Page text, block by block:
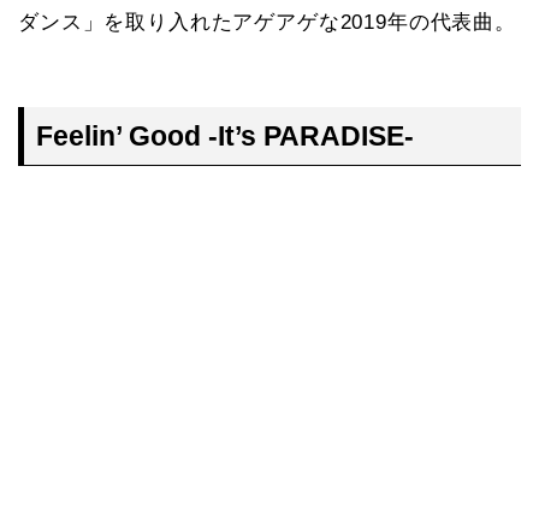
ダンス」を取り入れたアゲアゲな2019年の代表曲。
Feelin’ Good -It’s PARADISE-